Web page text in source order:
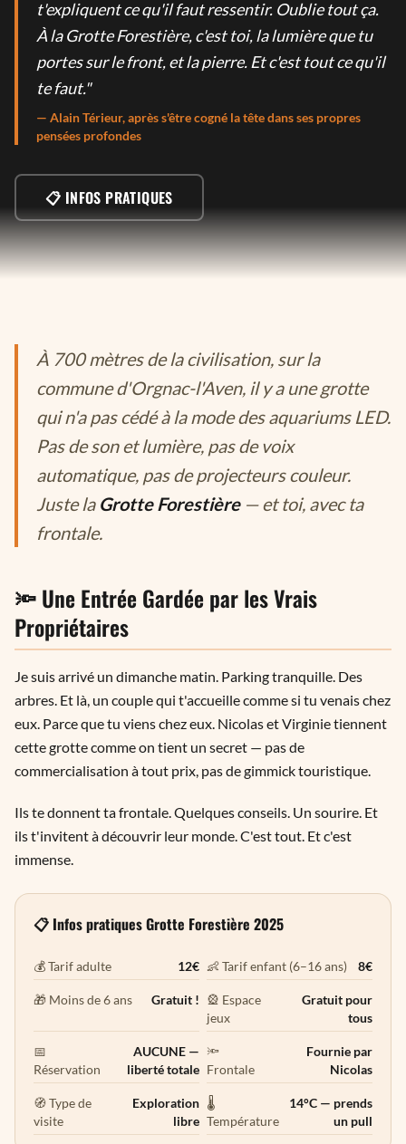
t'expliquent ce qu'il faut ressentir. Oublie tout ça.
À la Grotte Forestière, c'est toi, la lumière que tu
portes sur le front, et la pierre. Et c'est tout ce qu'il
te faut."
— Alain Térieur, après s'être cogné la tête dans ses propres
pensées profondes
📋 INFOS PRATIQUES
À 700 mètres de la civilisation, sur la
commune d'Orgnac-l'Aven, il y a une grotte
qui n'a pas cédé à la mode des aquariums LED.
Pas de son et lumière, pas de voix
automatique, pas de projecteurs couleur.
Juste la Grotte Forestière— et toi, avec ta
frontale.
🔦 Une Entrée Gardée par les Vrais
Propriétaires
Je suis arrivé un dimanche matin. Parking tranquille. Des
arbres. Et là, un couple qui t'accueille comme si tu venais chez
eux. Parce que tu viens chez eux. Nicolas et Virginie tiennent
cette grotte comme on tient un secret — pas de
commercialisation à tout prix, pas de gimmick touristique.
Ils te donnent ta frontale. Quelques conseils. Un sourire. Et
ils t'invitent à découvrir leur monde. C'est tout. Et c'est
immense.
📋 Infos pratiques Grotte Forestière 2025
💰 Tarif adulte 12€ 👶 Tarif enfant (6–16 ans) 8€
🎁 Moins de 6 ans Gratuit ! 🎡 Espace
jeux
Gratuit pour
tous
📅
Réservation
AUCUNE —
liberté totale
🔦
Frontale
Fournie par
Nicolas
🧭 Type de
visite
Exploration
libre
🌡️
Température
14°C — prends
un pull